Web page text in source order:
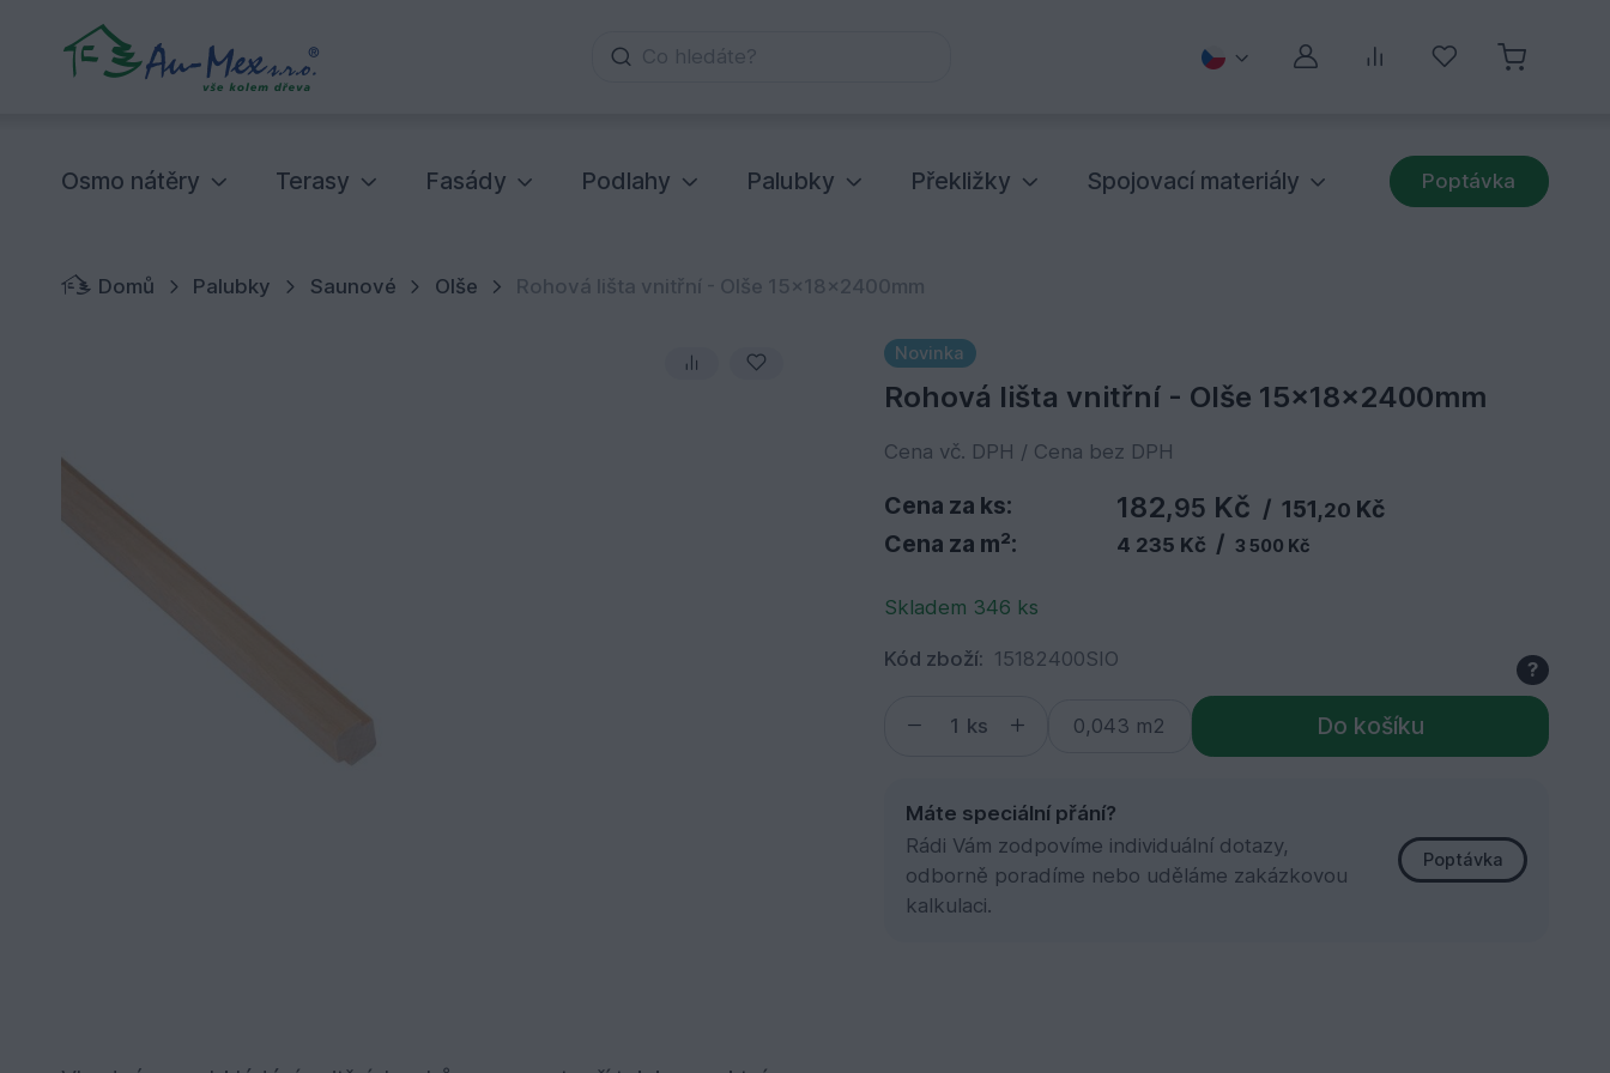
Co hledáte? Můj účetPorovnávání
Oblíbené
Osmo nátěry Terasy Fasády Podlahy Palubky Překližky Spojovací materiály Poptávka
Domů Palubky Saunové Olše Rohová lišta vnitřní - Olše 15x18x2400mm
Novinka
Rohová lišta vnitřní - Olše 15x18x2400mm
Cena vč. DPH / Cena bez DPH
Cena za ks: 182,95 Kč / 151,20 Kč
Cena za m²:
4 235 Kč / 3 500 Kč
Skladem 346 ks
Kód zboží: 15182400SIO ?
ks Do košíku
Máte speciální přání?
Rádi Vám zodpovíme individuální dotazy,
odborně poradíme nebo uděláme zakázkovou
kalkulaci.
Poptávka